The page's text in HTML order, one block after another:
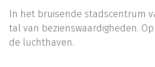
In het bruisende stadscentrum
tal van bezienswaardigheden.
de luchthaven.